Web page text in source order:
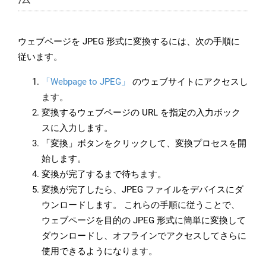
ウェブページを JPEG 形式に変換するには、次の手順に
従います。
「Webpage to JPEG」
のウェブサイトにアクセスし
ます。
変換するウェブページの URL を指定の入力ボック
スに入力します。
「変換」ボタンをクリックして、変換プロセスを開
始します。
変換が完了するまで待ちます。
変換が完了したら、JPEG ファイルをデバイスにダ
ウンロードします。 これらの手順に従うことで、
ウェブページを目的の JPEG 形式に簡単に変換して
ダウンロードし、オフラインでアクセスしてさらに
使用できるようになります。